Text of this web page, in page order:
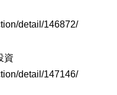
detail/146872/
資
detail/147146/